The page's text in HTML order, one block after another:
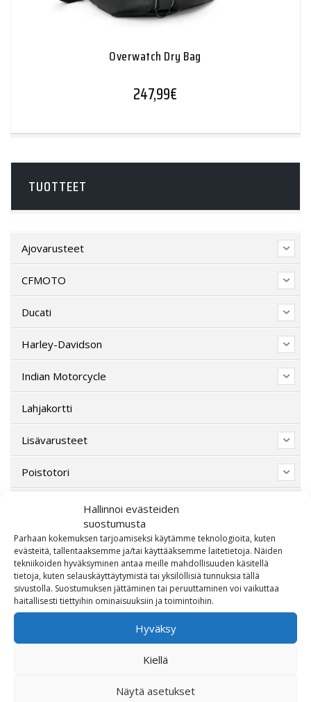
Hallinnoi evästeiden
suostumusta
Parhaan kokemuksen tarjoamiseksi käytämme teknologioita, kuten
evästeitä, tallentaaksemme ja/tai käyttääksemme laitetietoja. Näiden
tekniikoiden hyväksyminen antaa meille mahdollisuuden käsitellä
tietoja, kuten selauskäyttäytymistä tai yksilöllisiä tunnuksia tällä
sivustolla. Suostumuksen jättäminen tai peruuttaminen voi vaikuttaa
haitallisesti tiettyihin ominaisuuksiin ja toimintoihin.
Hyväksy
Kiellä
Näytä asetukset
Overwatch Dry Bag
247,99€
TUOTTEET
Ajovarusteet
CFMOTO
Ducati
Harley-Davidson
Indian Motorcycle
Lahjakortti
Lisävarusteet
Poistotori
Suzuki
SW-Motech
Varaosat/Sekalaiset